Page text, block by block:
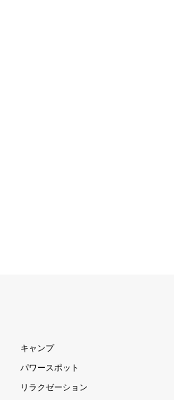
キャンプ
パワースポット
リラクゼーション